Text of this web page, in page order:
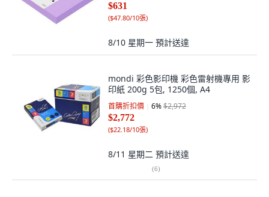
$631
($47.80/10張)
8/10 星期一 預計送達
mondi 彩色影印機 彩色雷射機專用 影
印紙 200g 5包, 1250個, A4
首購折扣價 6%$2,972
$2,772
($22.18/10張)
8/11 星期二 預計送達
(6)